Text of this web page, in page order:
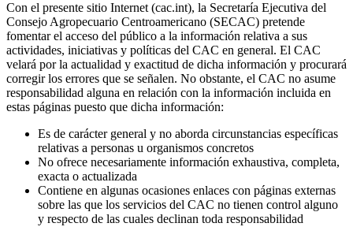
Con el presente sitio Internet (cac.int), la Secretaría Ejecutiva del
Consejo Agropecuario Centroamericano (SECAC) pretende
fomentar el acceso del público a la información relativa a sus
actividades, iniciativas y políticas del CAC en general. El CAC
velará por la actualidad y exactitud de dicha información y procurará
corregir los errores que se señalen. No obstante, el CAC no asume
responsabilidad alguna en relación con la información incluida en
estas páginas puesto que dicha información:
Es de carácter general y no aborda circunstancias específicas
relativas a personas u organismos concretos
No ofrece necesariamente información exhaustiva, completa,
exacta o actualizada
Contiene en algunas ocasiones enlaces con páginas externas
sobre las que los servicios del CAC no tienen control alguno
y respecto de las cuales declinan toda responsabilidad